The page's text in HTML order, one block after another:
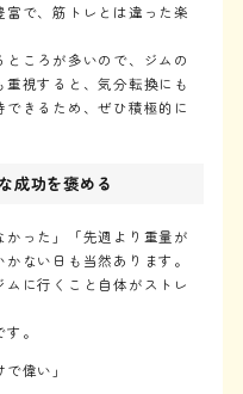
で、筋トレとは違った楽
ころが多いので、ジムの
重視すると、気分転換にも
きるため、ぜひ積極的に
成功を褒める
かった」「先週より重量が
ない日も当然あります。
に行くこと自体がストレ
。
偉い」